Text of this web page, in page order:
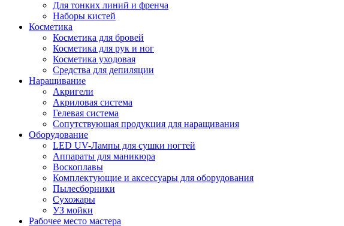
Для тонких линий и френча
Наборы кистей
Косметика
Косметика для бровей
Косметика для рук и ног
Косметика уходовая
Средства для депиляции
Наращивание
Акригели
Акриловая система
Гелевая система
Сопутствующая продукция для наращивания
Оборудование
LED UV-Лампы для сушки ногтей
Аппараты для маникюра
Воскоплавы
Комплектующие и аксессуары для оборудования
Пылесборники
Сухожары
УЗ мойки
Рабочее место мастера